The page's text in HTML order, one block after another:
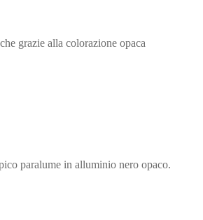
grazie alla colorazione opaca
paralume in alluminio nero opaco.